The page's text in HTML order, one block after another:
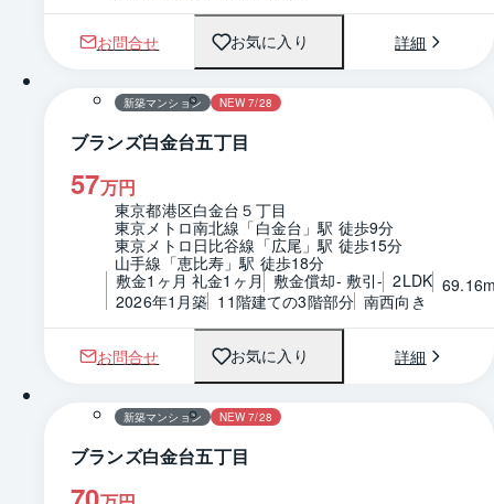
お問合せ お気に入り 詳細
1 / 0 間取り
新築マンション NEW 7/28
ブランズ白金台五丁目
57万円
東京都港区白金台５丁目
東京メトロ南北線「白金台」駅 徒歩9分
東京メトロ日比谷線「広尾」駅 徒歩15分
山手線「恵比寿」駅 徒歩18分
敷金1ヶ月 礼金1ヶ月 敷金償却- 敷引- 2LDK
2026年1月築 11階建ての3階部分 南西向き
お問合せ お気に入り 詳細
1 / 0 間取り
新築マンション NEW 7/28
ブランズ白金台五丁目